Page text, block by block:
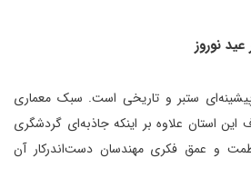
پیشینه‌ای ستبر و تاریخی است. سبک معماری
این استان علاوه بر اینکه جاذبه‌ای گردشگری
و عمق فکری مهندسان دست‌اندرکار آن